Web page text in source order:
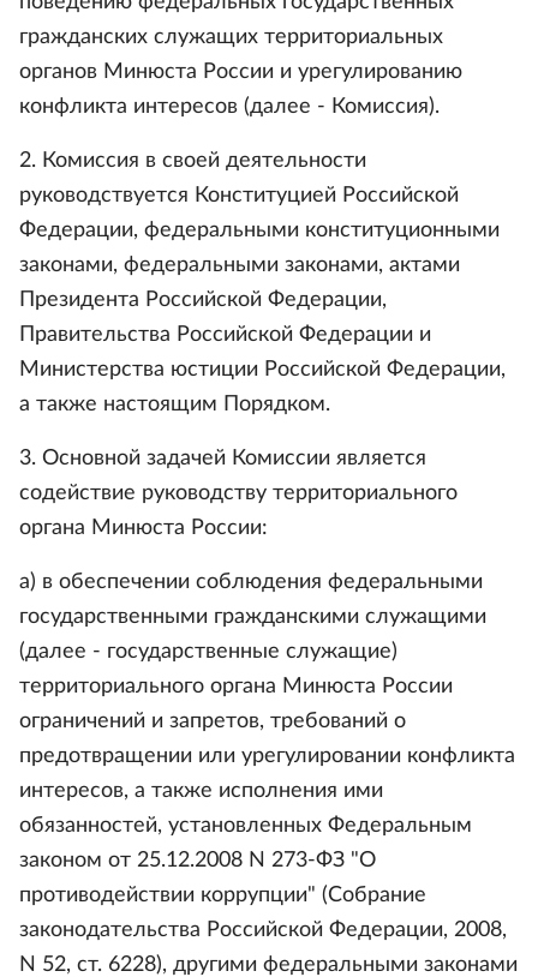
гражданских служащих территориальных
органов Минюста России и урегулированию
конфликта интересов (далее - Комиссия).
2. Комиссия в своей деятельности
руководствуется Конституцией Российской
Федерации, федеральными конституционными
законами, федеральными законами, актами
Президента Российской Федерации,
Правительства Российской Федерации и
Министерства юстиции Российской Федерации,
а также настоящим Порядком.
3. Основной задачей Комиссии является
содействие руководству территориального
органа Минюста России:
а) в обеспечении соблюдения федеральными
государственными гражданскими служащими
(далее - государственные служащие)
территориального органа Минюста России
ограничений и запретов, требований о
предотвращении или урегулировании конфликта
интересов, а также исполнения ими
обязанностей, установленных Федеральным
законом от 25.12.2008 N 273-ФЗ "О
противодействии коррупции" (Собрание
законодательства Российской Федерации, 2008,
N 52, ст. 6228), другими федеральными законами